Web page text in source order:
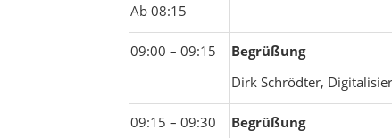
Ab 08:15
09:00 – 09:15
Begrüßung
Dirk Schrödter,
09:15 – 09:30
Begrüßung